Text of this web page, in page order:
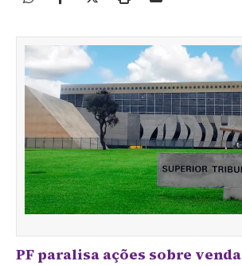
PF paralisa ações sobre